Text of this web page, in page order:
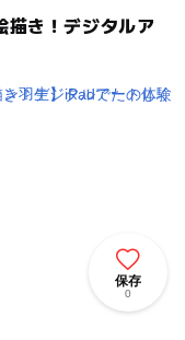
描き！デジタルア
保存
0